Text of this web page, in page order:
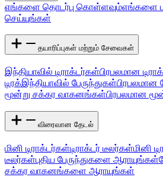
எங்களை தொடர்பு கொள்ளவும்எங்களை
செய்யுங்கள்
தயாரிப்புகள் மற்றும் சேவைகள்
இந்தியாவில் டிராக்டர்கள்பிரபலமான
டிரக்இந்தியாவில் பேருந்துகள்பிரபலமான
மூன்று சக்கர வாகனங்கள்பிரபலமான
விரைவான தேடல்
மினி டிராக்டர்கள்டிராக்டர் டீலர்கள்மினி
டீலர்கள்புதிய பேருந்துகளை ஆராயுங்கள்
சக்கர வாகனங்களை ஆராயுங்கள்